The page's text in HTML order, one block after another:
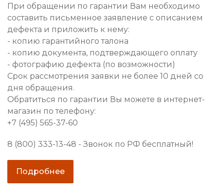
При обращении по гарантии Вам необходимо
составить письменное заявление с описанием
дефекта и приложить к нему:
- копию гарантийного талона
- копию документа, подтверждающего оплату
- фотографию дефекта (по возможности)
Срок рассмотрения заявки не более 10 дней со
дня обращения.
Обратиться по гарантии Вы можете в интернет-
магазин по телефону:
+7 (495) 565-37-60
8 (800) 333-13-48 - Звонок по РФ бесплатный!
Подробнее